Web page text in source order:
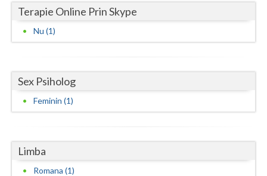
Sibiu
Suceava
Teleorman
Timis
Valcea
Terapie Online Prin Skype
Nu (1)
Sex Psiholog
Feminin (1)
Limba
Romana (1)